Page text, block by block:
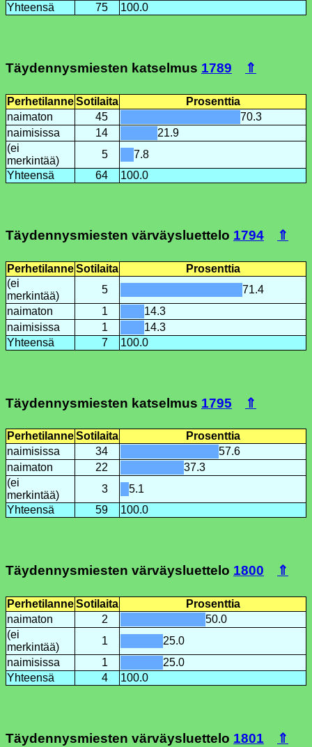
Yhteensä
75 100.0
Täydennysmiesten katselmus 1789 ⇑
PerhetilanneSotilaita
Prosenttia
naimaton
45
70.3
naimisissa
14
21.9
(ei
merkintää)
5
7.8
Yhteensä
64 100.0
Täydennysmiesten värväysluettelo 1794 ⇑
PerhetilanneSotilaita
Prosenttia
(ei
merkintää)
5
71.4
naimaton
1
14.3
naimisissa
1
14.3
Yhteensä
7 100.0
Täydennysmiesten katselmus 1795 ⇑
PerhetilanneSotilaita
Prosenttia
naimisissa
34
57.6
naimaton
22
37.3
(ei
merkintää)
3
5.1
Yhteensä
59 100.0
Täydennysmiesten värväysluettelo 1800 ⇑
PerhetilanneSotilaita
Prosenttia
naimaton
2
50.0
(ei
merkintää)
1
25.0
naimisissa
1
25.0
Yhteensä
4 100.0
Täydennysmiesten värväysluettelo 1801 ⇑